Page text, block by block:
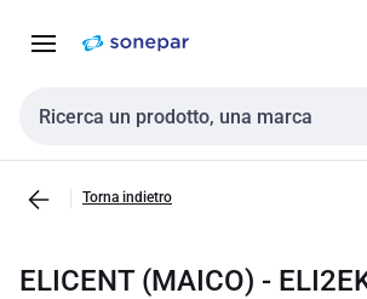
navigazione alla
Cerca input
Torna indietro
ELICENT (MAICO) -